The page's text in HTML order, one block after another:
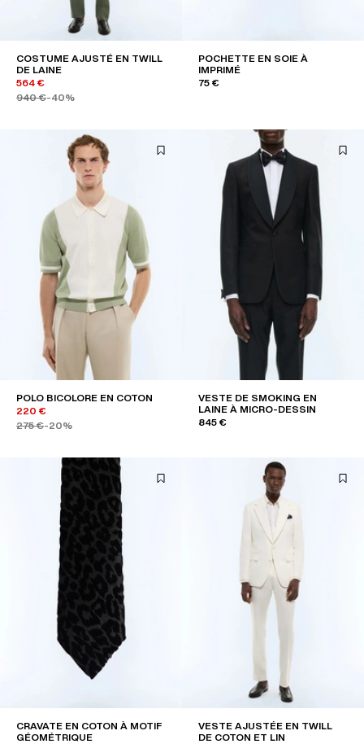
COSTUME AJUSTÉ EN TWILL
DE LAINE
564 €
940 €-40%
POCHETTE EN SOIE À
IMPRIMÉ
75 €
POLO BICOLORE EN COTON
220 €
275 €-20%
VESTE DE SMOKING EN
LAINE À MICRO-DESSIN
845 €
CRAVATE EN COTON À MOTIF
GÉOMÉTRIQUE
VESTE AJUSTÉE EN TWILL
DE COTON ET LIN